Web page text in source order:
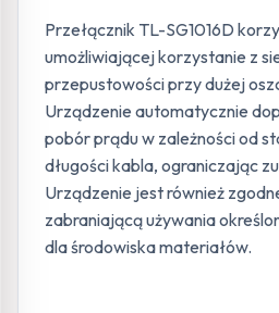
Przełącznik TL-SG1016D
umożliwiającej korzystanie z
przepustowości przy dużej
Urządzenie automatycznie
pobór prądu w zależności od
długości kabla, ograniczając
Urządzenie jest również
zabraniającą używania
dla środowiska materiałów.